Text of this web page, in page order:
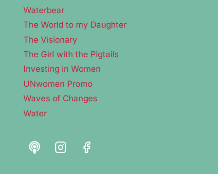
Waterbear
The World to my Daughter
The Visionary
The Girl with the Pigtails
Investing in Women
UNwomen Promo
Waves of Changes
Water